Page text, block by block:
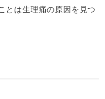
とは生理痛の原因を見つ